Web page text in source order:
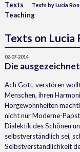
Texts
Texts by Lucia
Teaching
Texts on Lucia
02-07-2014
Die
Ach Gott, verstören
Menschen, ihren
Hörgewohnheiten
nicht nur Moderne-
Dialektik des Schönen
selbstverständlich sei,
Selbstverständlichkeit